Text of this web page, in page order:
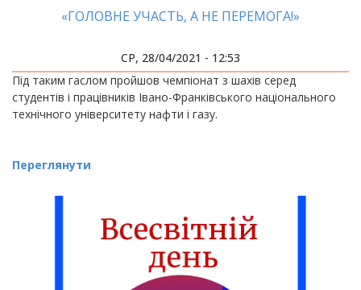
«ГОЛОВНЕ УЧАСТЬ, А НЕ ПЕРЕМОГА!»
СР, 28/04/2021 - 12:53
​​​​​​​Під таким гаслом пройшов чемпіонат з шахів серед
студентів і працівників Івано-Франківського національного
технічного університету нафти і газу.
Переглянути